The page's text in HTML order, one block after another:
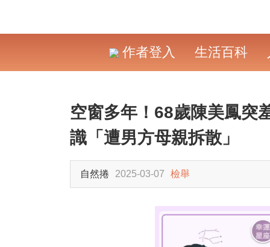
作者登入 生活百科
空窗多年！68歲陳美鳳
識「遭男方母親拆散」
自然捲 2025-03-07 檢舉